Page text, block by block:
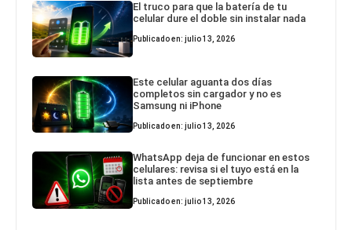
El truco para que la batería de tu
celular dure el doble sin instalar nada
Publicado en: julio 13, 2026
Este celular aguanta dos días
completos sin cargador y no es
Samsung ni iPhone
Publicado en: julio 13, 2026
WhatsApp deja de funcionar en estos
celulares: revisa si el tuyo está en la
lista antes de septiembre
Publicado en: julio 13, 2026